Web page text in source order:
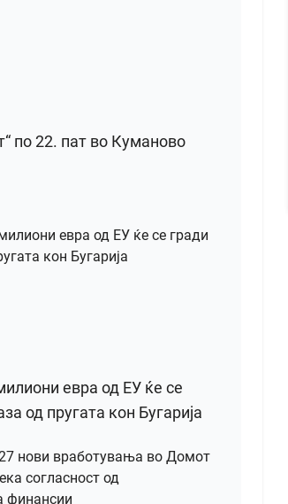
по 22. пат во Куманово
евра од ЕУ ќе се
од пругата кон Бугарија